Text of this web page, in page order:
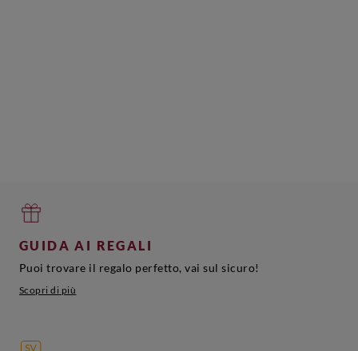
GUIDA AI REGALI
Puoi trovare il regalo perfetto, vai sul sicuro!
Scopri di più